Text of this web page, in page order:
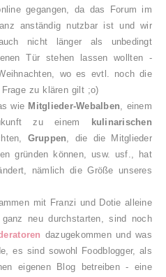
gegangen, da das Forum im
anständig nutzbar ist und wir
nicht länger als unbedingt
Tür stehen lassen wollten -
wo es evtl. noch die
zu klären gilt ;o)
wie Mitglieder-Webalben, einem
zu einem
kulinarischen
Gruppen, die die Mitglieder
gründen können, usw. usf., hat
nämlich die Größe unseres
mit Franzi und Dotie alleine
neu durchstarten, sind noch
dazugekommen und was
es sind sowohl Foodblogger, als
eigenen Blog betreiben - eine